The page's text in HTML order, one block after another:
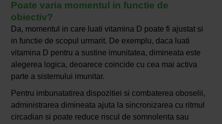
Poate varia momentul in functie de
obiectiv?
Da, momentul in care luati vitamina D poate fi ajustat si
in functie de scopul urmarit. De exemplu, daca luati
vitamina D pentru a sustine imunitatea, dimineata este
alegerea logica, deoarece coincide cu cea mai activa
parte a sistemului imunitar.
Pentru imbunatatirea dispozitiei si combaterea oboselii,
administrarea dimineata ajuta la sincronizarea cu ritmul
circadian si poate reduce riscul de somnolenta sau